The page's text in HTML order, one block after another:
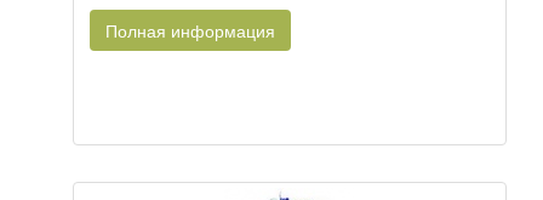
Полная информация